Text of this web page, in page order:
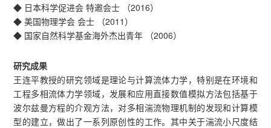
◆ 日本科学促进会 特邀会士 （2016）
◆ 美国物理学会 会士 （2011）
◆ 国家自然科学基金海外杰出青年 （2006）
研究成果
王连平教授的研究领域是理论与计算流体力学，特别是在环境和
工程多相流体力学领域，发展和应用直接数值模拟方法包括基于
波尔兹曼方程的介观方法，对多相湍流物理机制的发现和计算模
型的建立，做出了一系列原创性的工作。其中关于湍流小尺度结